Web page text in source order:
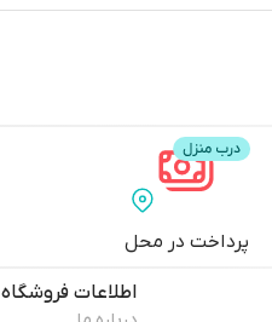
پرداخت در محل
اطلاعات فروشگاه